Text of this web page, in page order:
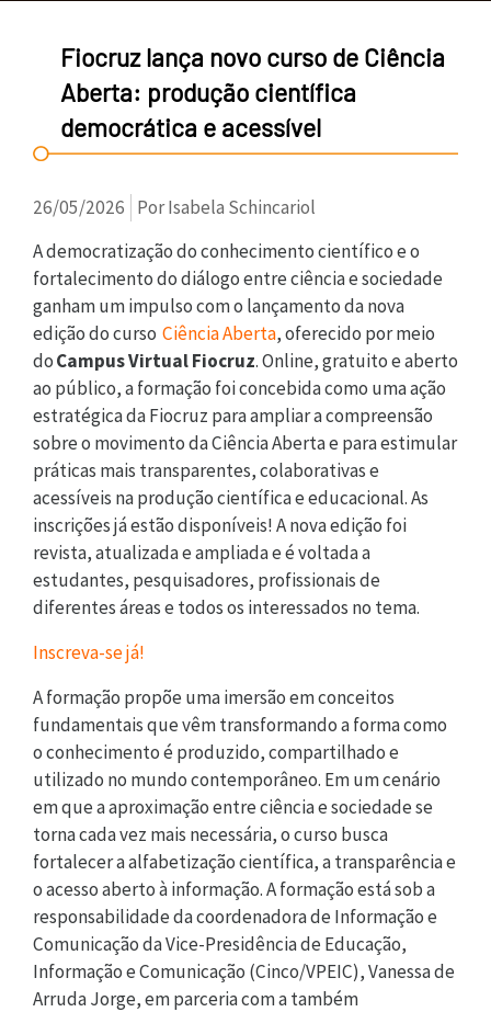
Fiocruz lança novo curso de Ciência
Aberta: produção científica
democrática e acessível
26/05/2026 Por Isabela Schincariol
A democratização do conhecimento científico e o
fortalecimento do diálogo entre ciência e sociedade
ganham um impulso com o lançamento da nova
edição do curso Ciência Aberta, oferecido por meio
doCampus Virtual Fiocruz. Online, gratuito e aberto
ao público, a formação foi concebida como uma ação
estratégica da Fiocruz para ampliar a compreensão
sobre o movimento da Ciência Aberta e para estimular
práticas mais transparentes, colaborativas e
acessíveis na produção científica e educacional. As
inscrições já estão disponíveis! A nova edição foi
revista, atualizada e ampliada e é voltada a
estudantes, pesquisadores, profissionais de
diferentes áreas e todos os interessados no tema.
Inscreva-se já!
A formação propõe uma imersão em conceitos
fundamentais que vêm transformando a forma como
o conhecimento é produzido, compartilhado e
utilizado no mundo contemporâneo. Em um cenário
em que a aproximação entre ciência e sociedade se
torna cada vez mais necessária, o curso busca
fortalecer a alfabetização científica, a transparência e
o acesso aberto à informação. A formação está sob a
responsabilidade da coordenadora de Informação e
Comunicação da Vice-Presidência de Educação,
Informação e Comunicação (Cinco/VPEIC), Vanessa de
Arruda Jorge, em parceria com a também